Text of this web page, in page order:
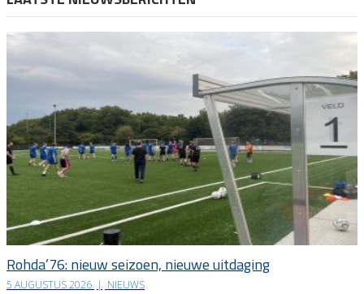
Rohda’76: nieuw seizoen, nieuwe uitdaging
5 AUGUSTUS 2026 | NIEUWS